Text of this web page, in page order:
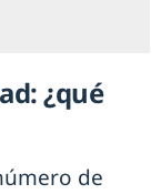
¿qué
de